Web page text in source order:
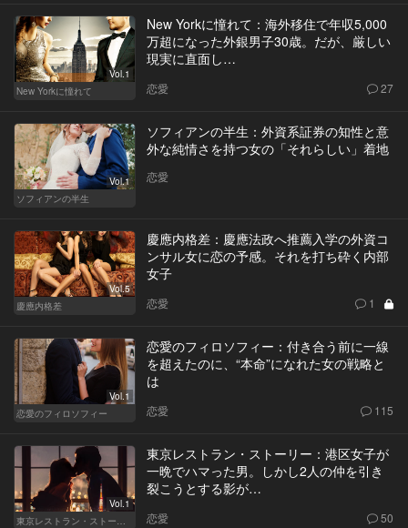
Vol.1
New Yorkに憧れて
New Yorkに憧れて：海外移住で年収5,000
万超になった外銀男子30歳。だが、厳しい
現実に直面し…
恋愛 27
Vol.1
ソフィアンの半生
ソフィアンの半生：外資系証券の知性と意
外な純情さを持つ女の「それらしい」着地
恋愛
Vol.5
慶應内格差
慶應内格差：慶應法政へ推薦入学の外資コ
ンサル女に恋の予感。それを打ち砕く内部
女子
恋愛 1
Vol.1
恋愛のフィロソフィー
恋愛のフィロソフィー：付き合う前に一線
を超えたのに、“本命”になれた女の戦略と
は
恋愛 115
Vol.1
東京レストラン・ストーリー
東京レストラン・ストーリー：港区女子が
一晩でハマった男。しかし2人の仲を引き
裂こうとする影が…
恋愛 50